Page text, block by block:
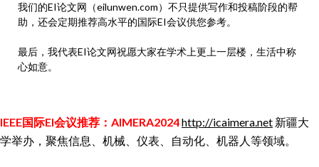
我们的EI论文网（eilunwen.com）不只提供写作和投稿阶段的帮
助，还会定期推荐高水平的国际EI会议供您参考。
最后，我代表EI论文网祝愿大家在学术上更上一层楼，生活中称
心如意。
IEEE国际EI会议推荐：AIMERA2024http://icaimera.net 新疆大
学举办，聚焦信息、机械、仪表、自动化、机器人等领域。